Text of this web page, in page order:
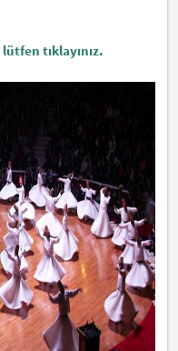
lütfen tıklayınız.